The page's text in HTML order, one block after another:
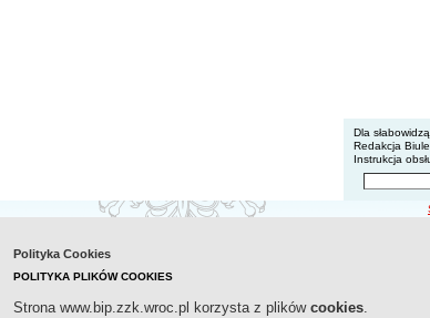
BIP -
Menu
Dla
Redakcja
Instrukcja
Wyszukiwarka
Polityka Cookies
POLITYKA PLIKÓW COOKIES
Strona www.bip.zzk.wroc.pl korzysta z plików cookies.